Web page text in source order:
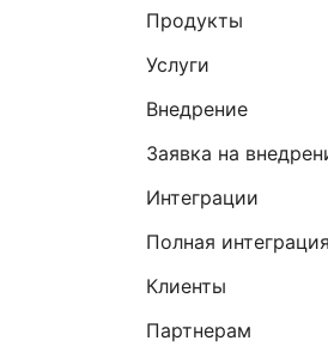
Продукты
Услуги
Внедрение
Заявка на
Интеграции
Полная
Клиенты
Партнерам